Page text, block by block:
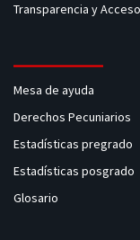
Transparencia y
Mesa de ayuda
Derechos Pecuniarios
Estadísticas pregrado
Estadísticas posgrado
Glosario